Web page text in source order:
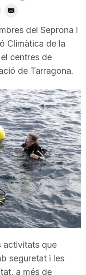
del Seprona i
Climàtica de la
centres de
de Tarragona.
activitats que
seguretat i les
a més de